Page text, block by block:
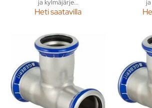
ja kylmäjärje...
Heti saatavilla